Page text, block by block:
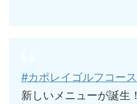
#カポレイゴルフコース
新しいメニューが誕生！